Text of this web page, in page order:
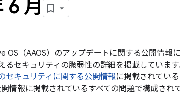
6 月
OS（AAOS）のアップデートに関する公開情報
るセキュリティの脆弱性の詳細を掲載しています
セキュリティに関する公開情報に掲載されてい
情報に掲載されているすべての問題で構成されて